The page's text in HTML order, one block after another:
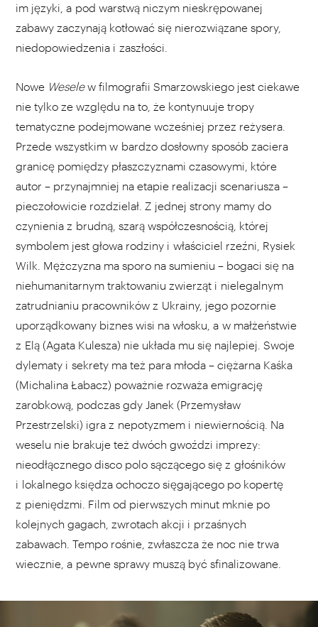
im języki, a pod warstwą niczym nieskrępowanej
zabawy zaczynają kotłować się nierozwiązane spory,
niedopowiedzenia i zaszłości.
Nowe Weselew filmografii Smarzowskiego jest ciekawe
nie tylko ze względu na to, że kontynuuje tropy
tematyczne podejmowane wcześniej przez reżysera.
Przede wszystkim w bardzo dosłowny sposób zaciera
granicę pomiędzy płaszczyznami czasowymi, które
autor – przynajmniej na etapie realizacji scenariusza –
pieczołowicie rozdzielał. Z jednej strony mamy do
czynienia z brudną, szarą współczesnością, której
symbolem jest głowa rodziny i właściciel rzeźni, Rysiek
Wilk. Mężczyzna ma sporo na sumieniu – bogaci się na
niehumanitarnym traktowaniu zwierząt i nielegalnym
zatrudnianiu pracowników z Ukrainy, jego pozornie
uporządkowany biznes wisi na włosku, a w małżeństwie
z Elą (Agata Kulesza) nie układa mu się najlepiej. Swoje
dylematy i sekrety ma też para młoda – ciężarna Kaśka
(Michalina Łabacz) poważnie rozważa emigrację
zarobkową, podczas gdy Janek (Przemysław
Przestrzelski) igra z nepotyzmem i niewiernością. Na
weselu nie brakuje też dwóch gwoździ imprezy:
nieodłącznego disco polo sączącego się z głośników
i lokalnego księdza ochoczo sięgającego po kopertę
z pieniędzmi. Film od pierwszych minut mknie po
kolejnych gagach, zwrotach akcji i przaśnych
zabawach. Tempo rośnie, zwłaszcza że noc nie trwa
wiecznie, a pewne sprawy muszą być sfinalizowane.